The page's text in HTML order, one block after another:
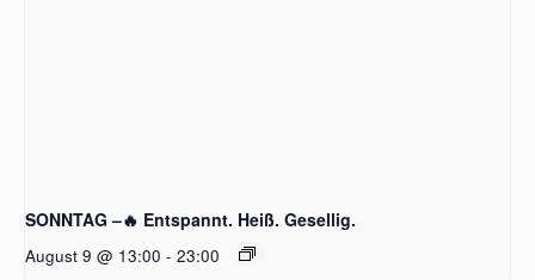
SONNTAG –🔥 Entspannt. Heiß. Gesellig.
August 9 @ 13:00 - 23:00